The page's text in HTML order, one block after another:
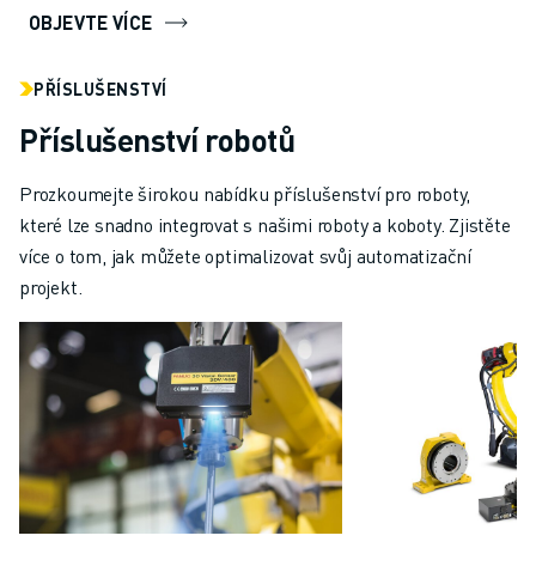
OBJEVTE VÍCE
PŘÍSLUŠENSTVÍ
Příslušenství robotů
Prozkoumejte širokou nabídku příslušenství pro roboty,
které lze snadno integrovat s našimi roboty a koboty. Zjistěte
více o tom, jak můžete optimalizovat svůj automatizační
projekt.